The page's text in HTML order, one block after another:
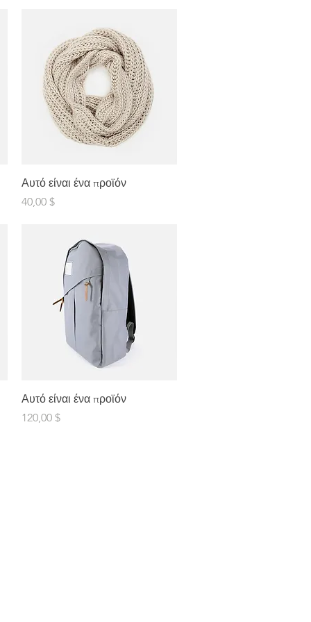
Γρήγορη προβολή
Αυτό είναι ένα προϊόν
Τιμή
40,00 $
Γρήγορη προβολή
Αυτό είναι ένα προϊόν
Τιμή
120,00 $